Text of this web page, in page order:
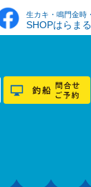
生カキ・鳴門金時
SHOPはらまる